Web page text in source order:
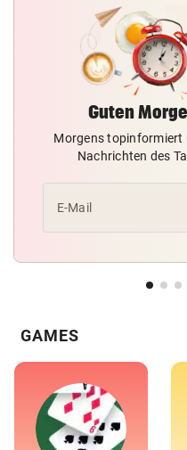
Guten
Morgens topinformiert
Nachrichten des
E-Mail
GAMES